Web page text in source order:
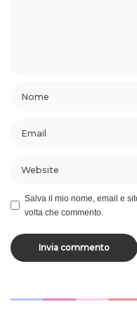
Salva il mio nome, email e
volta che commento.